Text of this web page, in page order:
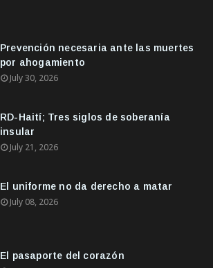
Prevención necesaria ante las muertes
por ahogamiento
July 30, 2026
RD-Haití; Tres siglos de soberanía
insular
July 21, 2026
El uniforme no da derecho a matar
July 08, 2026
El pasaporte del corazón